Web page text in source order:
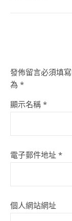
發佈留言必須填
為 *
顯示名稱 *
電子郵件地址 *
個人網站網址